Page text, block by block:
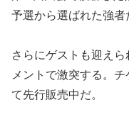
予選から選ばれた強者
さらにゲストも迎え
メントで激突する。
て先行販売中だ。